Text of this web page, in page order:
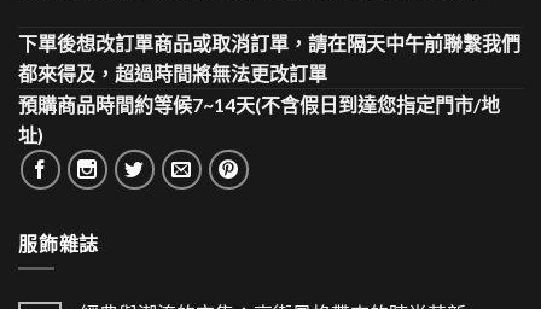
下單後想改訂單商品或取消訂單，請在隔天中午前聯繫我們
都來得及，超過時間將無法更改訂單
預購商品時間約等候7~14天(不含假日到達您指定門市/地
址)
服飾雜誌